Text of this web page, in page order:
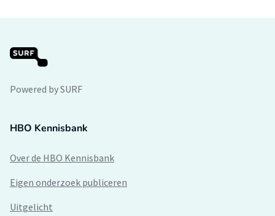
Powered by SURF
HBO Kennisbank
Over de HBO Kennisbank
Eigen onderzoek publiceren
Uitgelicht